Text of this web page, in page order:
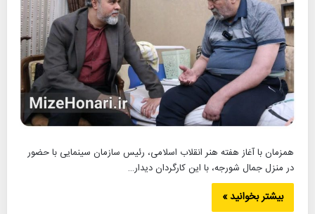
همزمان با آغاز هفته هنر انقلاب اسلامی، رئیس سازمان سینمایی با حضور
در منزل جمال شورجه، با این کارگردان دیدار…
بیشتر بخوانید »